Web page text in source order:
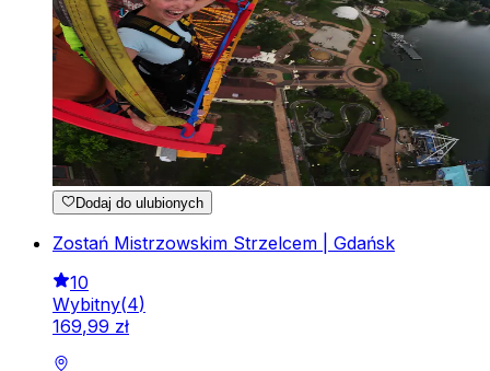
Dodaj do ulubionych
Zostań Mistrzowskim Strzelcem | Gdańsk
10
Wybitny(4)
169,99 zł